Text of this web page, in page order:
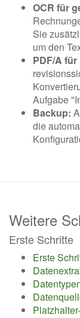
OCR für
Sie
um den
PDF/A
Aufgabe
Backup:
die
Weitere
Erste Schritte
Erste